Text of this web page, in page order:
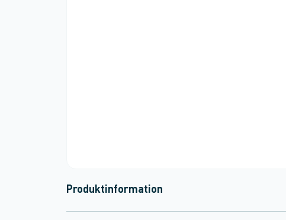
Produktinformation